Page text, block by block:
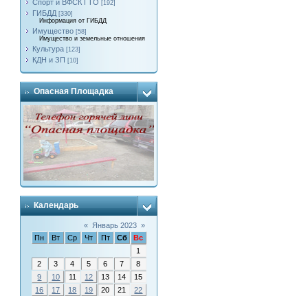
Спорт и ВФСК ГТО [192]
ГИБДД [330]
Информация от ГИБДД
Имущество [58]
Имущество и земельные отношения
Культура [123]
КДН и ЗП [10]
Опасная Площадка
Календарь
« Январь 2023 »
Пн
Вт Ср Чт Пт Сб
Вс
1
2
3 4 5 6 7
8
9
10 11 12 13 14
15
16
17 18 19 20 21
22